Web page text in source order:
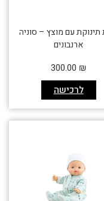
תינוקת עם מוצץ – סוניה
ארנבונים
לרכישה
300.00 ₪